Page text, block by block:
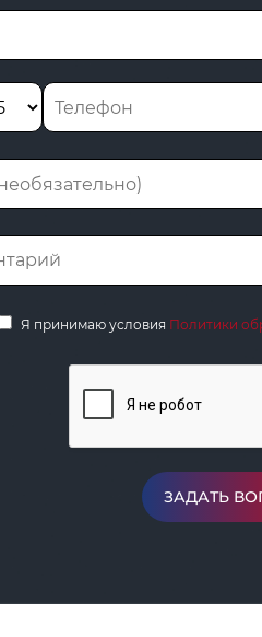
Я принимаю условия Политики
ЗАДАТЬ